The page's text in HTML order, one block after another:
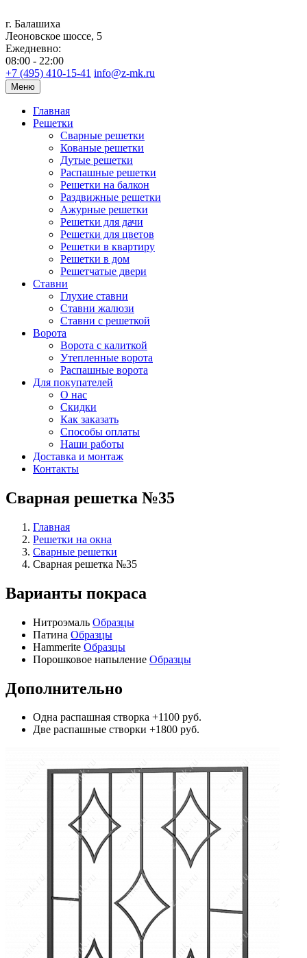
г. Балашиха
Леоновское шоссе, 5
Ежедневно:
08:00 - 22:00
+7 (495) 410-15-41 info@z-mk.ru
Меню
Главная
Решетки
Сварные решетки
Кованые решетки
Дутые решетки
Распашные решетки
Решетки на балкон
Раздвижные решетки
Ажурные решетки
Решетки для дачи
Решетки для цветов
Решетки в квартиру
Решетки в дом
Решетчатые двери
Ставни
Глухие ставни
Ставни жалюзи
Ставни с решеткой
Ворота
Ворота с калиткой
Утепленные ворота
Распашные ворота
Для покупателей
О нас
Скидки
Как заказать
Способы оплаты
Наши работы
Доставка и монтаж
Контакты
Сварная решетка №35
Главная
Решетки на окна
Сварные решетки
Сварная решетка №35
Варианты покраса
Нитроэмаль Образцы
Патина Образцы
Hammerite Образцы
Порошковое напыление Образцы
Дополнительно
Одна распашная створка +1100 руб.
Две распашные створки +1800 руб.